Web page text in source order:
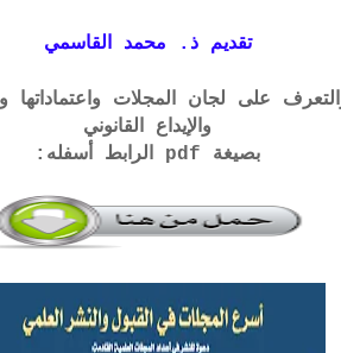
تقديم ذ. محمد القاسمي
والإيداع القانوني
بصيغة pdf الرابط أسفله: